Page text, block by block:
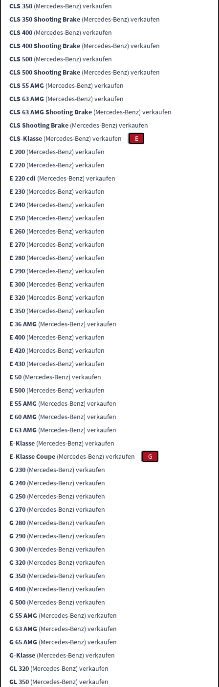
CLS 350 (Mercedes-Benz) verkaufen
CLS 350 Shooting Brake (Mercedes-Benz) verkaufen
CLS 400 (Mercedes-Benz) verkaufen
CLS 400 Shooting Brake (Mercedes-Benz) verkaufen
CLS 500 (Mercedes-Benz) verkaufen
CLS 500 Shooting Brake (Mercedes-Benz) verkaufen
CLS 55 AMG (Mercedes-Benz) verkaufen
CLS 63 AMG (Mercedes-Benz) verkaufen
CLS 63 AMG Shooting Brake (Mercedes-Benz) verkaufen
CLS Shooting Brake (Mercedes-Benz) verkaufen
CLS-Klasse (Mercedes-Benz) verkaufen
E
E 200 (Mercedes-Benz) verkaufen
E 220 (Mercedes-Benz) verkaufen
E 220 cdi (Mercedes-Benz) verkaufen
E 230 (Mercedes-Benz) verkaufen
E 240 (Mercedes-Benz) verkaufen
E 250 (Mercedes-Benz) verkaufen
E 260 (Mercedes-Benz) verkaufen
E 270 (Mercedes-Benz) verkaufen
E 280 (Mercedes-Benz) verkaufen
E 290 (Mercedes-Benz) verkaufen
E 300 (Mercedes-Benz) verkaufen
E 320 (Mercedes-Benz) verkaufen
E 350 (Mercedes-Benz) verkaufen
E 36 AMG (Mercedes-Benz) verkaufen
E 400 (Mercedes-Benz) verkaufen
E 420 (Mercedes-Benz) verkaufen
E 430 (Mercedes-Benz) verkaufen
E 50 (Mercedes-Benz) verkaufen
E 500 (Mercedes-Benz) verkaufen
E 55 AMG (Mercedes-Benz) verkaufen
E 60 AMG (Mercedes-Benz) verkaufen
E 63 AMG (Mercedes-Benz) verkaufen
E-Klasse (Mercedes-Benz) verkaufen
E-Klasse Coupe (Mercedes-Benz) verkaufen
G
G 230 (Mercedes-Benz) verkaufen
G 240 (Mercedes-Benz) verkaufen
G 250 (Mercedes-Benz) verkaufen
G 270 (Mercedes-Benz) verkaufen
G 280 (Mercedes-Benz) verkaufen
G 290 (Mercedes-Benz) verkaufen
G 300 (Mercedes-Benz) verkaufen
G 320 (Mercedes-Benz) verkaufen
G 350 (Mercedes-Benz) verkaufen
G 400 (Mercedes-Benz) verkaufen
G 500 (Mercedes-Benz) verkaufen
G 55 AMG (Mercedes-Benz) verkaufen
G 63 AMG (Mercedes-Benz) verkaufen
G 65 AMG (Mercedes-Benz) verkaufen
G-Klasse (Mercedes-Benz) verkaufen
GL 320 (Mercedes-Benz) verkaufen
GL 350 (Mercedes-Benz) verkaufen